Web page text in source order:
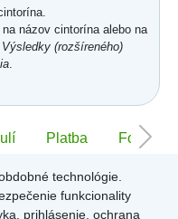
alebo zosnulého a
miesta so záložkami
nižšie) a buď len
v pravom hornom rohu
. Po kliknutí na ne sa
môže byť pre daný
URL adresu aktuálne
názov cintorína alebo na
Výsledky (rozšíreného)
.
Platba Foto
-
technológie.
funkcionality
prihlásenie, ochrana